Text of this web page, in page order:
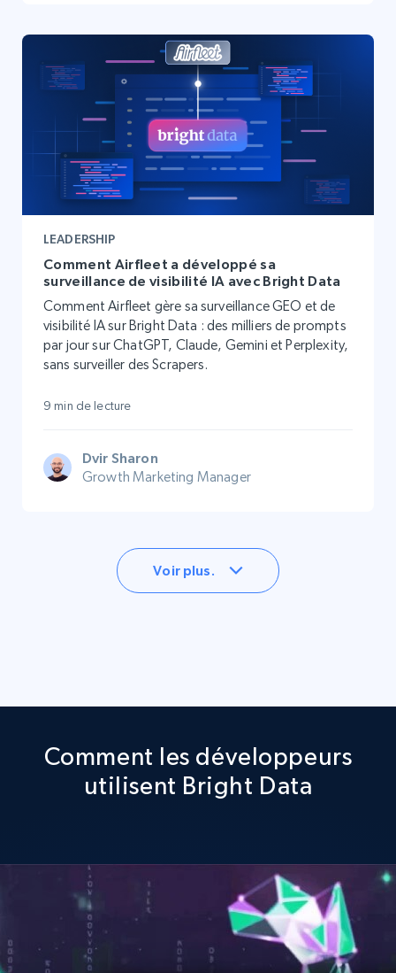
LEADERSHIP
Comment Airfleet a développé sa
surveillance de visibilité IA avec Bright Data
Comment Airfleet gère sa surveillance GEO et de
visibilité IA sur Bright Data : des milliers de prompts
par jour sur ChatGPT, Claude, Gemini et Perplexity,
sans surveiller des Scrapers.
9 min de lecture
Dvir Sharon
Growth Marketing Manager
Voir plus.
Comment les développeurs
utilisent Bright Data